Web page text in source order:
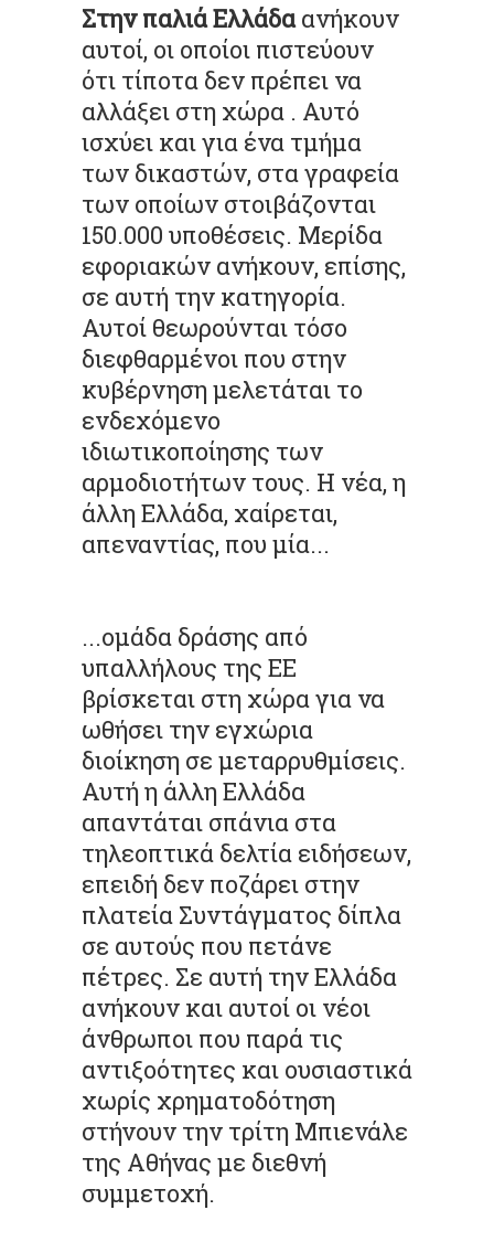
Στην παλιά Ελλάδαανήκουν
αυτοί, οι οποίοι πιστεύουν
ότι τίποτα δεν πρέπει να
αλλάξει στη χώρα . Αυτό
ισχύει και για ένα τμήμα
των δικαστών, στα γραφεία
των οποίων στοιβάζονται
150.000 υποθέσεις. Μερίδα
εφοριακών ανήκουν, επίσης,
σε αυτή την κατηγορία.
Αυτοί θεωρούνται τόσο
διεφθαρμένοι που στην
κυβέρνηση μελετάται το
ενδεχόμενο
ιδιωτικοποίησης των
αρμοδιοτήτων τους. Η νέα, η
άλλη Ελλάδα, χαίρεται,
απεναντίας, που μία...
...ομάδα δράσης από
υπαλλήλους της ΕΕ
βρίσκεται στη χώρα για να
ωθήσει την εγχώρια
διοίκηση σε μεταρρυθμίσεις.
Αυτή η άλλη Ελλάδα
απαντάται σπάνια στα
τηλεοπτικά δελτία ειδήσεων,
επειδή δεν ποζάρει στην
πλατεία Συντάγματος δίπλα
σε αυτούς που πετάνε
πέτρες. Σε αυτή την Ελλάδα
ανήκουν και αυτοί οι νέοι
άνθρωποι που παρά τις
αντιξοότητες και ουσιαστικά
χωρίς χρηματοδότηση
στήνουν την τρίτη Μπιενάλε
της Αθήνας με διεθνή
συμμετοχή.